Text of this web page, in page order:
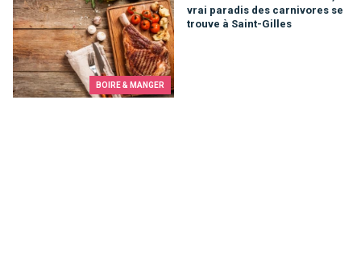
BOIRE & MANGER
vrai paradis des carnivores se
trouve à Saint-Gilles